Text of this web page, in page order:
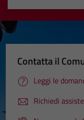
Valuta 4
Valuta 3
Valuta 2 stelle
Valuta 1 stelle su 5
Contatta il
Leggi le
Richiedi